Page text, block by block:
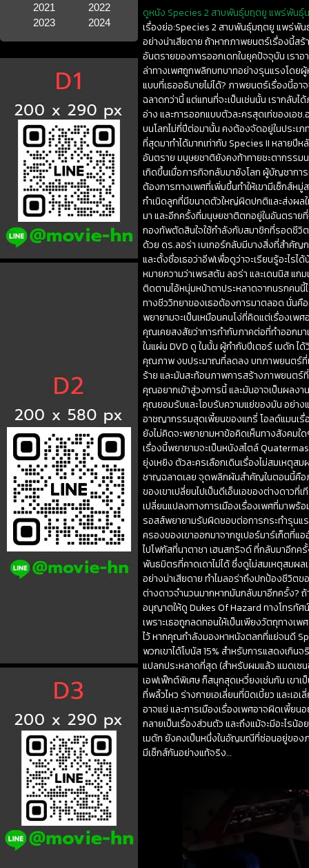
2021
2022
2023
2024
ดูหนัง Species 2 สาบพันธุ์มฤตยู แพร่พันธุ์น
เรื่องย่อ:Species 2 สาบพันธุ์มฤตยู แพร่พัน
อย่างน่าเสียดาย ถ้าหากภาพยนตร์เรื่องนี้ส
อันตรายของการออกเดทในยุคปัจจุบัน เรา
ล่าทางเพศถูกพลิกบทบาทอย่างรุนแรงโดย
แบบที่เธออธิบายไม่ได้? ภาพยนตร์เรื่องนี้อ
ฉลาดกว่านี้ แต่แทนที่จะเป็นเช่นนั้น เรากลับ
อ่าง และการออกแบบตัวละครสุดเท่ของเอช
บนโลกไม่กี่ปีต่อมานั้น คงต้องจัดอยู่ในประเ
ที่สุดมาทำได้มากเท่ากับ Species II หลายปี
อันตราย มนุษยชาติยังคงท้าทายชะตากรรม
เกิดขึ้นเมื่อภารกิจกลับมายังโลก ผู้บัญชากา
ต้องการทางเพศที่เพิ่มขึ้นทำให้เขามีเซ็กส์
กำเนิดลูกที่มีขนาดตัวใหญ่ผิดปกติและส่งผล
มา และอีกครั้งที่มนุษยชาติตกอยู่ในอันตราย
กองทัพตัดสินใจใช้กำลังกับสมาชิกที่รอดชีวิ
ด้วย ดร.ลอร่า เบเกอร์กลับมีบางสิ่งที่สำคัญ
และตั้งชื่อเธอว่าอีฟเพื่อดูว่าจะเรียนรู้อะไ
หมายความว่าเพรสตัน ลอร่า และเดนนิส แ
ติดตามไอ้หนุ่มหน้าตาประหลาดจากนรกคนนี้
ทางชีววิทยาของเธอต้องการมาตลอด นั่น
พยายามจะเป็นเหมือนคนโง่ที่คิดแต่เรื่องเพ
คุณเคยสงสัยว่าการกำกับภาคต่อที่ทำออกม
ในแผ่น DVD ดู ในนั้น ผู้กำกับปีเตอร์ เมดัก
คุณภาพ งบประมาณที่ลดลง บทภาพยนตร์ที่แ
ร้าย และมันสะท้อนภาพการสร้างภาพยนตร์
คุณอยากเข้าสู่วงการนี้ และมันอาจเป็นผลง
คุณยอมรับและโอบรับความแย่ของมัน อย่า
อาชญากรรมสุดเพี้ยนของแกรี่ โอลด์แมนเรื่
ยังไม่คิดจะพยายามหาข้อคิดเห็นทางสังคมใ
เรื่องนี้พยายามจะเป็นหนังสไตล์
ยุ่งเหยิง ตัวละครเลือกเดินเรื่องไม่สมเหตุส
ชาญฉลาดเลย จุดพลิกผันสำคัญในตอนนี้คือ
ของเขาเปลี่ยนไปเป็นดีเอ็นเอของต่างดาว
เปลี่ยนแปลงทางการเมืองเรื่องเพศที่มาพ
รอสส์พยายามรับผิดชอบต่อการกระทำรุนแ
ครองของเขาออกมาจากซูเปอร์มาร์เก็ตที่แ
ไปโฟกัสที่นาตาชา เฮนสทริจด์ ที่กลับมาอีกค
พันธมิตรที่คาดเดาไม่ได้ ซึ่งดูไม่สมเหตุสมผ
อย่างน่าเสียดาย ทำไมลอร่าถึงปกป้องชีวิต
ต่างดาวจำนวนมากหากมันกลับมาอีกครั้ง?
อนุญาตให้ดู Dukes Of Hazard ทางโทรทัศ
เพราะเธอถูกลดทอนให้เป็นเพียงวัตถุทางเ
ไว้ หากคุณกำลังมองหาหนังตลกที่แย่จนดี
พวกเขาได้โบนัส 15% สำหรับการแสดงเกิน
แปลกประหลาดที่สุด (สำหรับผมแล้ว แมดเ
เอฟเฟ็กต์พิเศษ ก็สนุกสุดเหวี่ยงเช่นกัน เขา
ที่พลิ้วไหว ร่างกายเอเลี่ยนที่บิดเบี้ยว และเ
อาจแย่ และการเมืองเรื่องเพศอาจผิดเพี้ยน
กลายเป็นเรื่องส่วนตัว และถึงแม้จะมีอะไร
เมดัก ยังคงเป็นหนึ่งในอัญมณีที่ซ่อนอยู่ของ
มีเซ็กส์กันอย่างแท้จริง…